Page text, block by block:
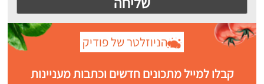
הניוזלטר של פודיק
קבלו למייל מתכונים חדשים וכתבות מעניינות